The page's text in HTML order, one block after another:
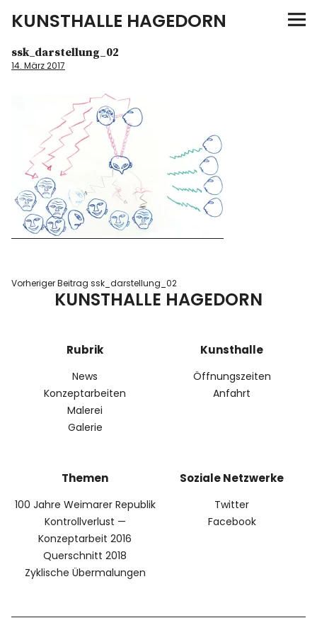
KUNSTHALLE HAGEDORN
News
Konzeptarbeiten
Galerie
Künstler
Info
ssk_darstellung_02
14. März 2017
Vorheriger Beitrag ssk_darstellung_02
KUNSTHALLE HAGEDORN
Rubrik
News
Konzeptarbeiten
Malerei
Galerie
Kunsthalle
Öffnungszeiten
Anfahrt
Themen
100 Jahre Weimarer Republik
Kontrollverlust —
Konzeptarbeit 2016
Querschnitt 2018
Zyklische Übermalungen
Soziale Netzwerke
Twitter
Facebook